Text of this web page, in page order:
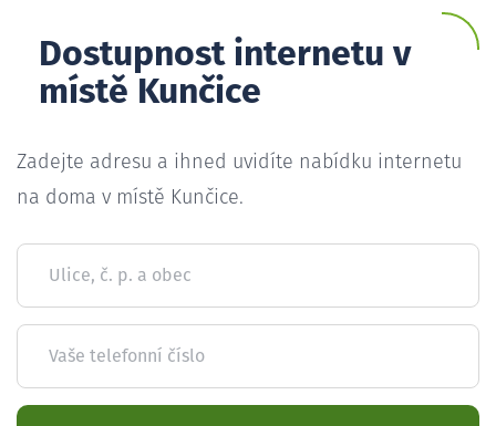
Dostupnost internetu v
místě Kunčice
Zadejte adresu a ihned uvidíte nabídku internetu
na doma v místě Kunčice.
Ulice, č. p. a obec
Vaše telefonní číslo